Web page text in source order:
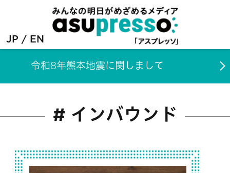
JP EN
令和8年熊本地震に関しまして
# インバウンド